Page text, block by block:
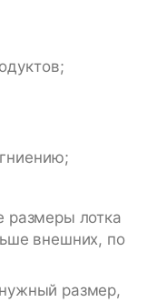
размеры лотка
внешних, по
размер,